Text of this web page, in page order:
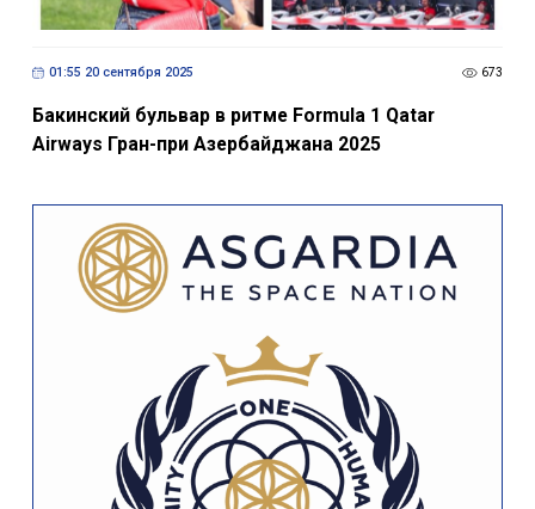
01:55 20 сентября 2025 673
Бакинский бульвар в ритме Formula 1 Qatar
Airways Гран-при Азербайджана 2025